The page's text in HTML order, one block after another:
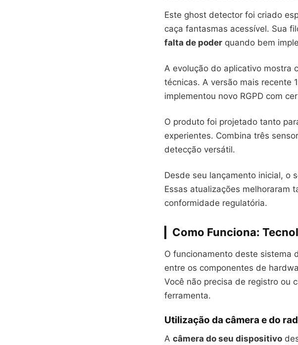
Este ghost detector foi criado
caça fantasmas acessível. Sua
falta de poder quando bem
A evolução do aplicativo mostra
técnicas. A versão mais recente
implementou novo RGPD com
O produto foi projetado tanto
experientes. Combina três
detecção versátil.
Desde seu lançamento inicial, o
Essas atualizações melhoraram
conformidade regulatória.
Como Funciona:
O funcionamento deste sistema
entre os componentes de
Você não precisa de registro ou
ferramenta.
Utilização da câmera e do
A câmera do seu dispositivo